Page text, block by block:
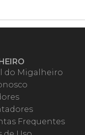
do Migalheiro
Frequentes